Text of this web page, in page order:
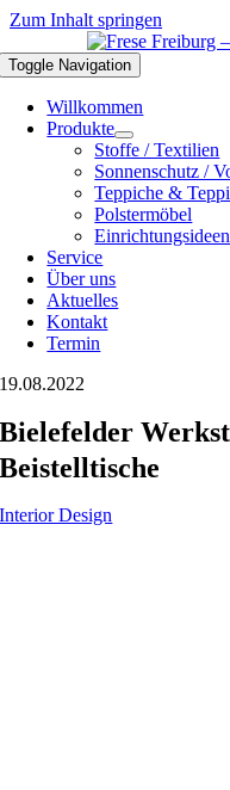
Zum Inhalt springen
Toggle Navigation
Willkommen
Produkte
Stoffe / Textilien
Sonnenschutz /
Teppiche &
Polstermöbel
Einrichtungsideen
Service
Über uns
Aktuelles
Kontakt
Termin
19.08.2022
Bielefelder
Beistelltische
Interior Design